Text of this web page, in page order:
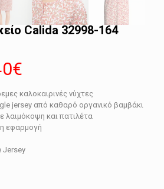
Calida 32998-164
€
τρέχουσα
τιμή
είναι:
καλοκαιρινές νύχτες
jersey από καθαρό οργανικό βαμβάκι
λαιμόκοψη και πατιλέτα
εφαρμογή
Jersey